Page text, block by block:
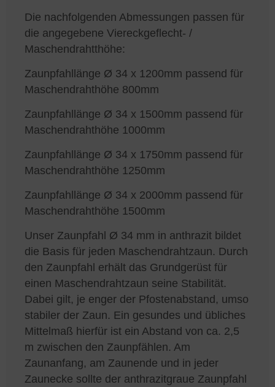
Die nachfolgenden Abmessungen passen für
die angegebene Viereckgeflecht- /
Maschendrahtthöhe:
Zaunpfahllänge Ø 34 x 1200mm passend für
Maschendrahthöhe 800mm
Zaunpfahllänge Ø 34 x 1500mm passend für
Maschendrahthöhe 1000mm
Zaunpfahllänge Ø 34 x 1750mm passend für
Maschendrahthöhe 1250mm
Zaunpfahllänge Ø 34 x 2000mm passend für
Maschendrahthöhe 1500mm
Unser Zaunpfahl Ø 34 mm in anthrazit bildet
die Basis für jeden Maschendrahtzaun. Durch
den Zaunpfahl erhält das Grundgerüst für
einen Maschendrahtzaun seine Stabilität.
Dabei gilt, je enger der Pfostenabstand, umso
stabiler der Zaun. Ein gesundes und übliches
Mittelmaß hierfür ist ein Abstand von ca. 2,5
m zwischen den Zaunpfählen. Am
Zaunanfang, am Zaunende und in jeder
Zaunecke sollte der anthrazitgraue Zaunpfahl